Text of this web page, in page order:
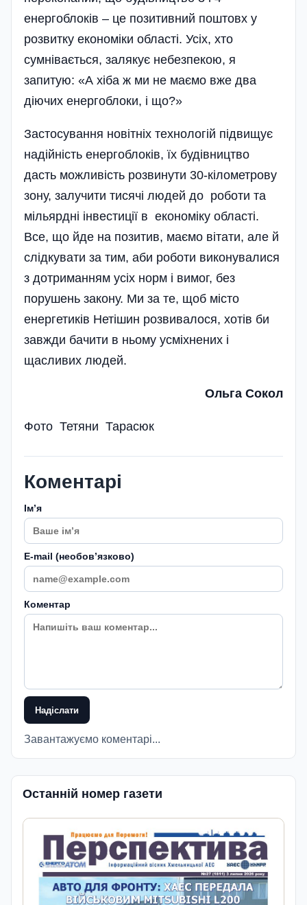
енергоблоків – це позитивний поштовх у
розвитку економіки області. Усіх, хто
сумнівається, залякує небезпекою, я
запитую: «А хіба ж ми не маємо вже два
діючих енергоблоки, і що?»
Застосування новітніх технологій підвищує
надійність енергоблоків, їх будівництво
дасть можливість розвинути 30-кілометрову
зону, залучити тисячі людей до роботи та
мільярдні інвестиції в економіку області.
Все, що йде на позитив, маємо вітати, але й
слідкувати за тим, аби роботи виконувалися
з дотриманням усіх норм і вимог, без
порушень закону. Ми за те, щоб місто
енергетиків Нетішин розвивалося, хотів би
завжди бачити в ньому усміхнених і
щасливих людей.
Ольга Сокол
Фото Тетяни Тарасюк
Коментарі
Імʼя
E-mail (необовʼязково)
Коментар
Надіслати
Завантажуємо коментарі...
Останній номер газети